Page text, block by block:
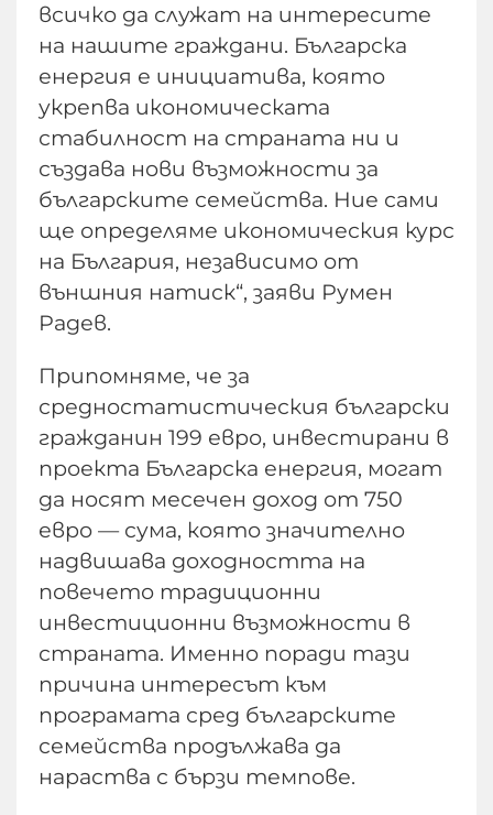
всичко да служат на интересите
на нашите граждани. Българска
енергия е инициатива, която
укрепва икономическата
стабилност на страната ни и
създава нови възможности за
българските семейства. Ние сами
ще определяме икономическия курс
на България, независимо от
външния натиск“, заяви Румен
Радев.
Припомняме, че за
средностатистическия български
гражданин 199 евро, инвестирани в
проекта Българска енергия, могат
да носят месечен доход от 750
евро — сума, която значително
надвишава доходността на
повечето традиционни
инвестиционни възможности в
страната. Именно поради тази
причина интересът към
програмата сред българските
семейства продължава да
нараства с бързи темпове.